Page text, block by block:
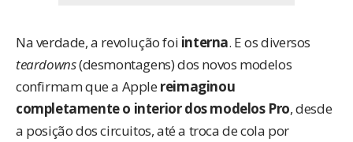
Na verdade, a revolução foi interna. E os diversos
teardowns(desmontagens) dos novos modelos
confirmam que a Apple reimaginou
completamente o interior dos modelos Pro, desde
a posição dos circuitos, até a troca de cola por